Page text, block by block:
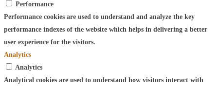
Performance
Performance cookies are used to understand and analyze the key
performance indexes of the website which helps in delivering a better
user experience for the visitors.
Analytics
Analytics
Analytical cookies are used to understand how visitors interact with